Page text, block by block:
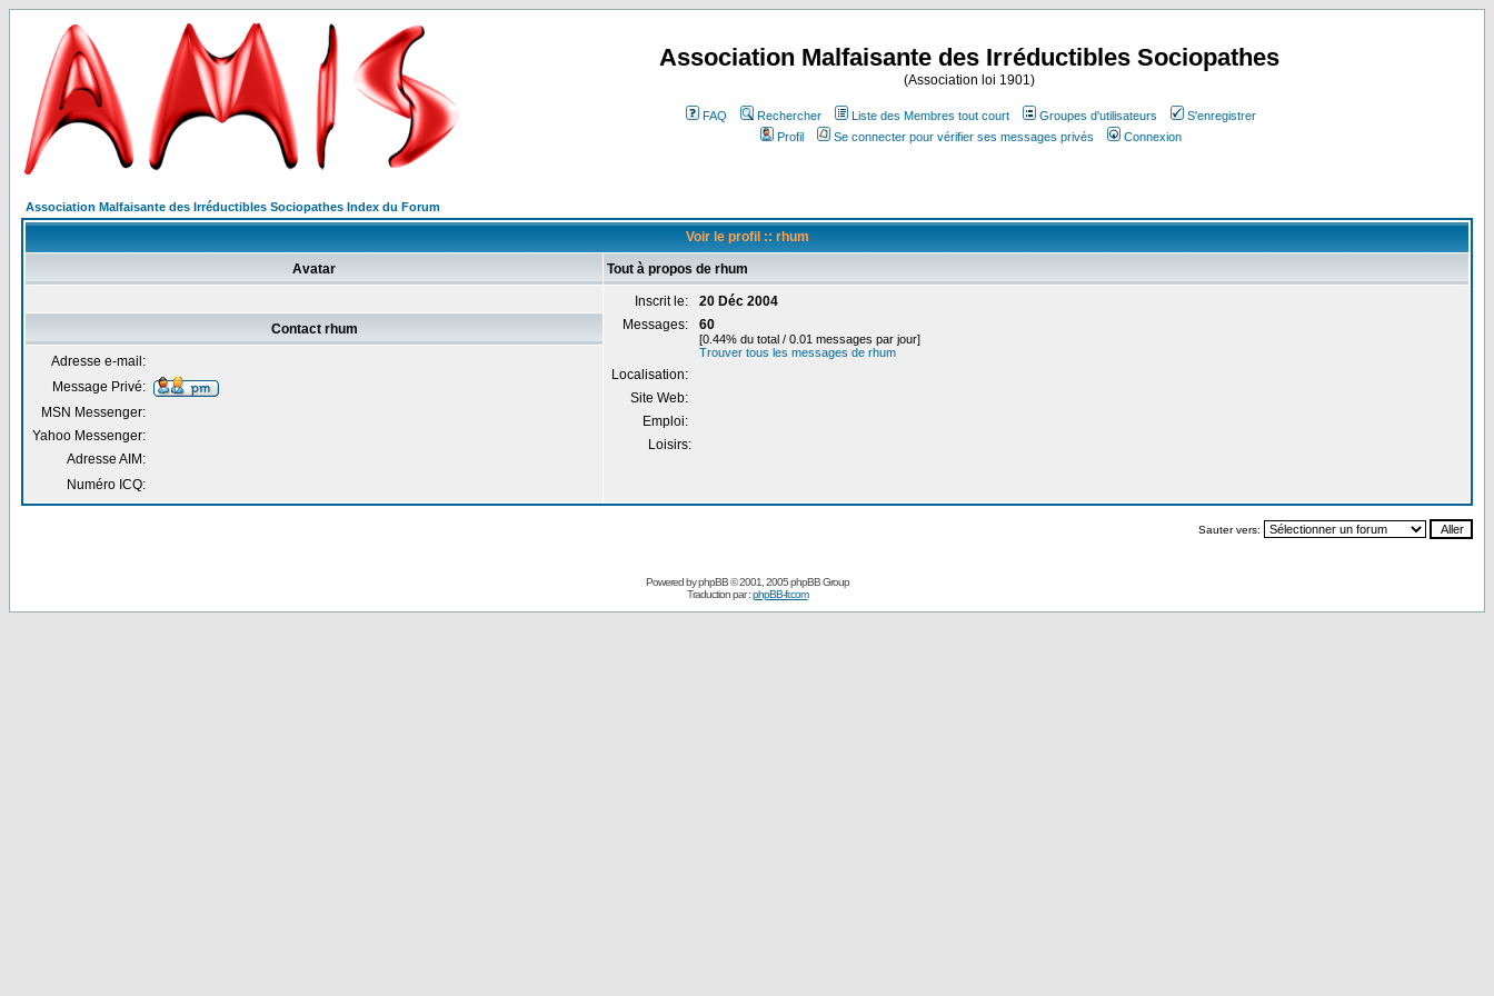
Association Malfaisante des Irréductibles Sociopathes
(Association loi 1901)
FAQ Rechercher Liste des Membres tout court Groupes d'utilisateurs
S'enregistrer
Profil
Se connecter pour vérifier ses messages privés Connexion
Association Malfaisante des Irréductibles Sociopathes Index du Forum
Voir le profil :: rhum
Avatar Tout à propos de rhum
Inscrit le:
20 Déc 2004
Messages:
60
[0.44% du total / 0.01 messages par jour]
Trouver tous les messages de rhum
Localisation:
Site Web:
Emploi:
Loisirs:
Contact rhum
Adresse e-mail:
Message Privé:
MSN Messenger:
Yahoo Messenger:
Adresse AIM:
Numéro ICQ:
Sauter vers:
Powered byphpBB© 2001, 2005 phpBB Group
Traduction par :phpBB-fr.com